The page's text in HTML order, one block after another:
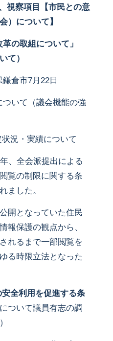
視察項目【市民との意
）について】
の取組について」
て）
倉市7月22日
いて（議会機能の強
況・実績について
、全会派提出による
覧の制限に関する条
ました。
開となっていた住民
報保護の観点から、
れるまで一部閲覧を
る時限立法となった
全利用を促進する条
ついて議員有志の調